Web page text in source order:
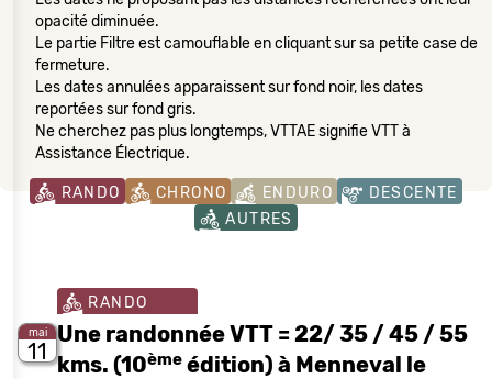
opacité diminuée.
Le partie Filtre est camouflable en cliquant sur sa petite case de
fermeture.
Les dates annulées apparaissent sur fond noir, les dates
reportées sur fond gris.
Ne cherchez pas plus longtemps, VTTAE signifie VTT à
Assistance Électrique.
RANDO CHRONO ENDURO
DESCENTE
AUTRES
mai
11
RANDO
Une randonnée VTT = 22/ 35 / 45 / 55
kms. (10ème édition) à Menneval le